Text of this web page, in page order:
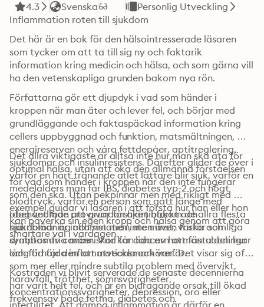
4.3 Svenska
Personlig Utveckling
Inflammation roten till sjukdom
Det här är en bok för den hälsointresserade läsaren
som tycker om att ta till sig ny och faktarik
information kring medicin och hälsa, och som gärna vill
Författarna gör ett djupdyk i vad som händer i
kroppen när man äter och lever fel, och börjar med
grundläggande och faktaspäckad information kring
cellers uppbyggnad och funktion, matsmältningen,
energireserven och våra fettdepåer, aptitreglering,
sjukdomar och insulinresistens. Därefter glider de över i
varför en hårt tränande atlet lättare blir sjuk, varför en
medelålders man får IBS, diabetes typ-2 och högt
blodtryck, varför en person som gått länge med
obehandlade provsvar får hjärtinfarkt och
hjärnblödning och sist men inte minst; varför somliga
drabbas av cancer. Vad får cancern att fästa och hur
lång tid tar den att utveckla och varför.
Det allra viktigaste är alltså inte hur man ska äta för
optimal hälsa, utan att öka den allmänna förståelsen
för vad som händer i kroppen när den inte fungerar
som den ska. Utan pekpinnar men med rikligt med
exempel guidar vi läsaren i att förstå hur han eller hon
kan påverka sin egen kropp och hälsa genom att göra
smartare val i vardagen.
Idag vet man att grundorsaken bakom de allra flesta
sjukdomar är inflammation, men även friska och
symptomfria människor kan lida av hormonrubbningar
och förhöjda inflammationsmarkörer. Det visar sig ofta
som mer eller mindre subtila problem med övervikt,
håravfall, trötthet, sömnsvårigheter,
koncentrationssvårigheter, depression, oro eller
infertilitet. Att dämpa inflammation är därför en
Kostråden vi blivit serverade de senaste decennierna
har varit helt fel, och är en bidragande orsak till ökad
frekvensav både fetma, diabetes och